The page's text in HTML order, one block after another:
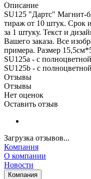
Описание
SU125 "Дартс" Магнит-
тираж от 10 штук. Срок
за 1 штуку. Текст и
Вашего заказа. Все
примера. Размер
SU125a - с
SU125b - с
Отзывы
Отзывы
Нет оценок
Оставить отзыв
Загрузка отзывов...
Компания
О компании
Новости
Компания